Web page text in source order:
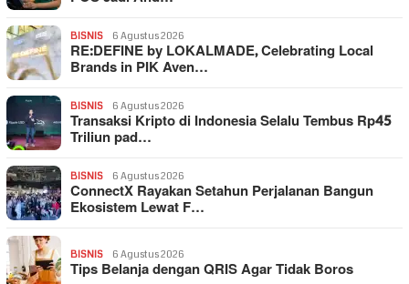
BISNIS 6 Agustus 2026
RE:DEFINE by LOKALMADE, Celebrating Local
Brands in PIK Aven…
BISNIS 6 Agustus 2026
Transaksi Kripto di Indonesia Selalu Tembus Rp45
Triliun pad…
BISNIS 6 Agustus 2026
ConnectX Rayakan Setahun Perjalanan Bangun
Ekosistem Lewat F…
BISNIS 6 Agustus 2026
Tips Belanja dengan QRIS Agar Tidak Boros